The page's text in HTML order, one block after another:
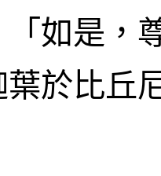
「如是，
葉於比丘